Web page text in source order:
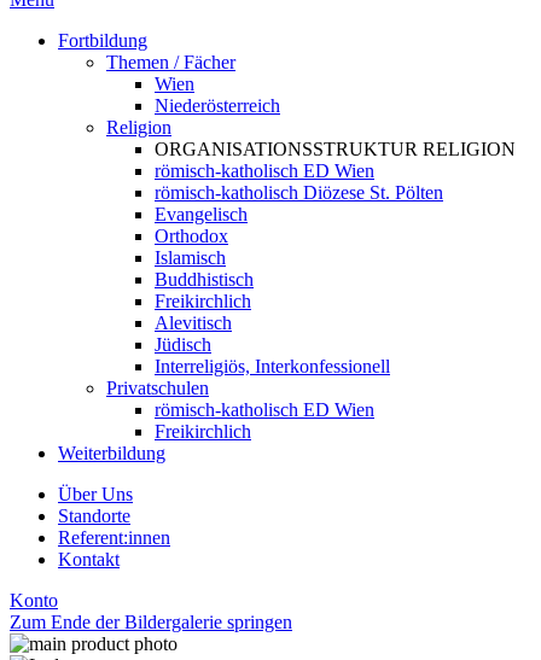
Fortbildung
Themen / Fächer
Wien
Niederösterreich
Religion
ORGANISATIONSSTRUKTUR RELIGION
römisch-katholisch ED Wien
römisch-katholisch Diözese St. Pölten
Evangelisch
Orthodox
Islamisch
Buddhistisch
Freikirchlich
Alevitisch
Jüdisch
Interreligiös, Interkonfessionell
Privatschulen
römisch-katholisch ED Wien
Freikirchlich
Weiterbildung
Über Uns
Standorte
Referent:innen
Kontakt
Konto
Zum Ende der Bildergalerie springen